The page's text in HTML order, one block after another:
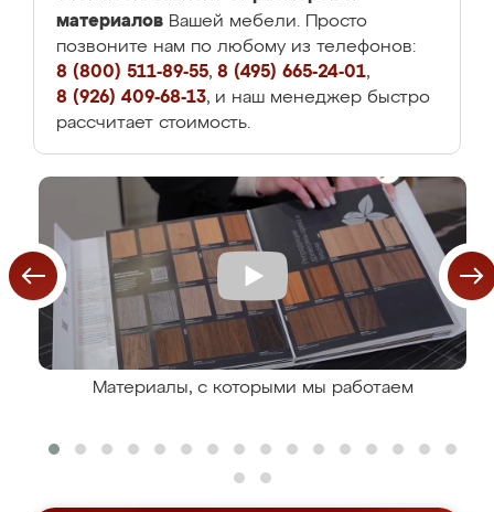
материалов Вашей мебели. Просто
позвоните нам по любому из телефонов:
8 (800) 511-89-55, 8 (495) 665-24-01,
8 (926) 409-68-13, и наш менеджер быстро
рассчитает стоимость.
Материалы, с которыми мы работаем